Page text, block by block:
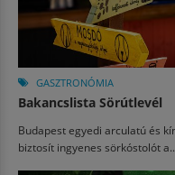
GASZTRONÓMIA
Bakancslista Sörútlevél
Budapest egyedi arculatú és
biztosít ingyenes sörkóstolót